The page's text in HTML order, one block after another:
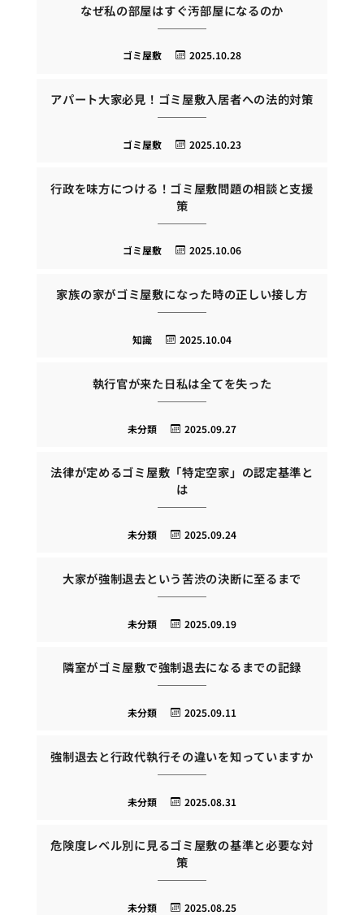
なぜ私の部屋はすぐ汚部屋になるのか
2025.10.28
ゴミ屋敷
アパート大家必見！ゴミ屋敷入居者への法的対策
2025.10.23
ゴミ屋敷
行政を味方につける！ゴミ屋敷問題の相談と支援
策
2025.10.06
ゴミ屋敷
家族の家がゴミ屋敷になった時の正しい接し方
2025.10.04
知識
執行官が来た日私は全てを失った
2025.09.27
未分類
法律が定めるゴミ屋敷「特定空家」の認定基準と
は
2025.09.24
未分類
大家が強制退去という苦渋の決断に至るまで
2025.09.19
未分類
隣室がゴミ屋敷で強制退去になるまでの記録
2025.09.11
未分類
強制退去と行政代執行その違いを知っていますか
2025.08.31
未分類
危険度レベル別に見るゴミ屋敷の基準と必要な対
策
2025.08.25
未分類